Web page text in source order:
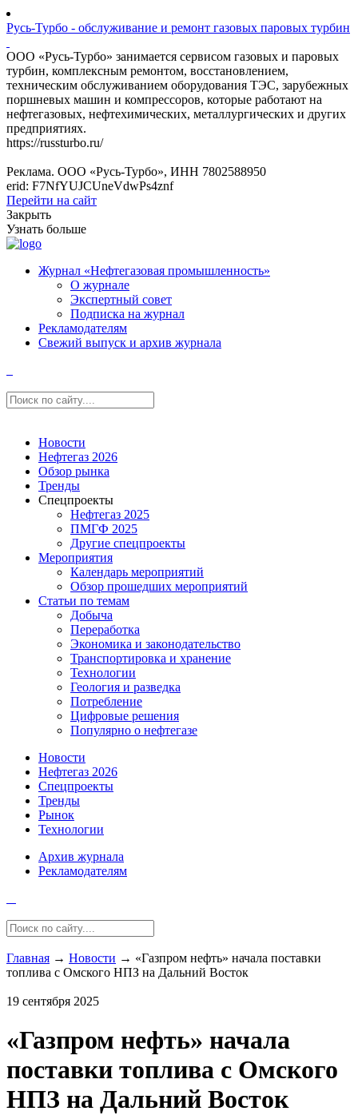
Русь-Турбо - обслуживание и ремонт газовых паровых турбин
ООО «Русь-Турбо» занимается сервисом газовых и паровых
турбин, комплексным ремонтом, восстановлением,
техническим обслуживанием оборудования ТЭС, зарубежных
поршневых машин и компрессоров, которые работают на
нефтегазовых, нефтехимических, металлургических и других
предприятиях.
https://russturbo.ru/
Реклама. ООО «Русь-Турбо», ИНН 7802588950
erid: F7NfYUJCUneVdwPs4znf
Перейти на сайт
Закрыть
Узнать больше
Журнал «Нефтегазовая промышленность»
О журнале
Экспертный совет
Подписка на журнал
Рекламодателям
Свежий выпуск и архив журнала
Новости
Нефтегаз 2026
Обзор рынка
Тренды
Спецпроекты
Нефтегаз 2025
ПМГФ 2025
Другие спецпроекты
Мероприятия
Календарь мероприятий
Обзор прошедших мероприятий
Статьи по темам
Добыча
Переработка
Экономика и законодательство
Транспортировка и хранение
Технологии
Геология и разведка
Потребление
Цифровые решения
Популярно о нефтегазе
Новости
Нефтегаз 2026
Спецпроекты
Тренды
Рынок
Технологии
Архив журнала
Рекламодателям
Главная → Новости → «Газпром нефть» начала поставки
топлива с Омского НПЗ на Дальний Восток
19 сентября 2025
«Газпром нефть» начала
поставки топлива с Омского
НПЗ на Дальний Восток